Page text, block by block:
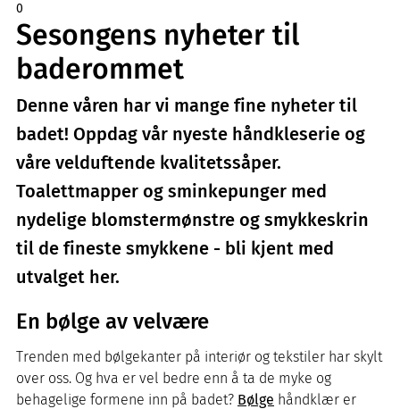
0
Sesongens nyheter til
baderommet
Denne våren har vi mange fine nyheter til
badet! Oppdag vår nyeste håndkleserie og
våre velduftende kvalitetssåper.
Toalettmapper og sminkepunger med
nydelige blomstermønstre og smykkeskrin
til de fineste smykkene - bli kjent med
utvalget her.
En bølge av velvære
Trenden med bølgekanter på interiør og tekstiler har skylt
over oss. Og hva er vel bedre enn å ta de myke og
behagelige formene inn på badet? Bølge håndklær er